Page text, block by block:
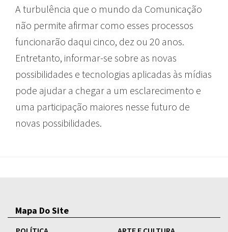
A turbulência que o mundo da Comunicação
não permite afirmar como esses processos
funcionarão daqui cinco, dez ou 20 anos.
Entretanto, informar-se sobre as novas
possibilidades e tecnologias aplicadas às mídias
pode ajudar a chegar a um esclarecimento e
uma participação maiores nesse futuro de
novas possibilidades.
Mapa Do Site